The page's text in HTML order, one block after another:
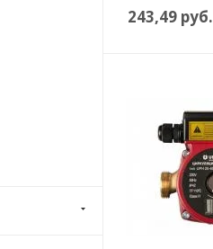
243,49 руб.